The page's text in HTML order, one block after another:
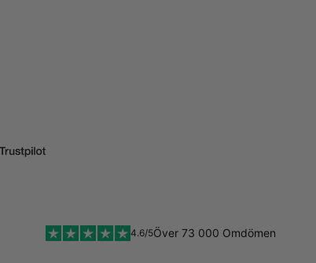
4.6/5Över 73 000 Omdömen